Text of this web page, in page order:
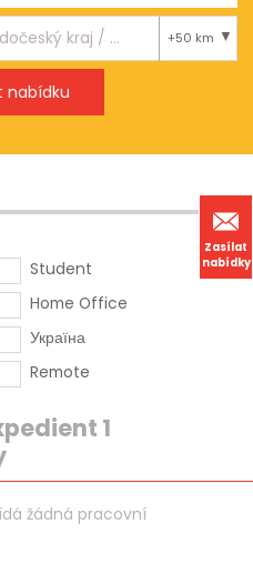
Zasílat
nabídky
+50 km
Student
Home Office
Україна
Remote
1
žádná pracovní